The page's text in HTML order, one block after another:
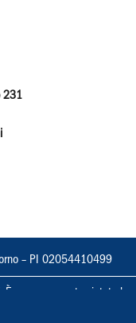
231
– PI 02054410499
espressamente vietata la
totale o parziale.